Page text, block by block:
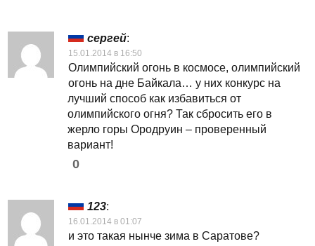
сергей:
15.01.2014 в 16:50
Олимпийский огонь в космосе, олимпийский
огонь на дне Байкала… у них конкурс на
лучший способ как избавиться от
олимпийского огня? Так сбросить его в
жерло горы Ородруин – проверенный
вариант!
0
123:
16.01.2014 в 01:07
и это такая нынче зима в Саратове?